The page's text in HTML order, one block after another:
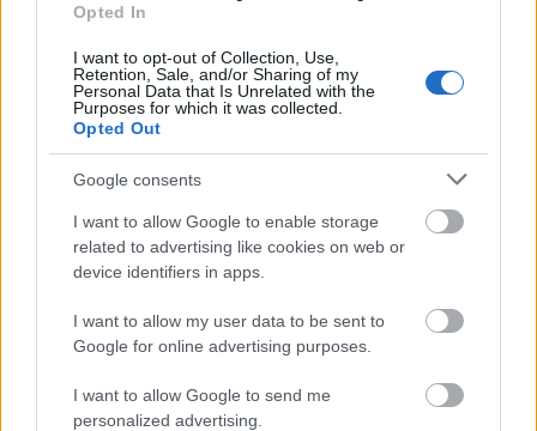
Opted In
I want to opt-out of Collection, Use,
Retention, Sale, and/or Sharing of my
Personal Data that Is Unrelated with the
Purposes for which it was collected.
Opted Out
Google consents
I want to allow Google to enable storage
related to advertising like cookies on web or
device identifiers in apps.
I want to allow my user data to be sent to
Google for online advertising purposes.
I want to allow Google to send me
personalized advertising.